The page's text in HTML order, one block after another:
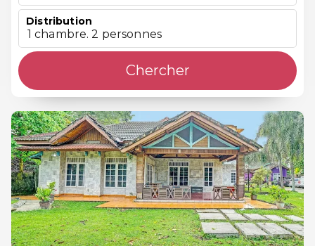
Distribution
1 chambre. 2 personnes
Chercher